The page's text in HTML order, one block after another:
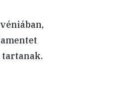
tartanak.